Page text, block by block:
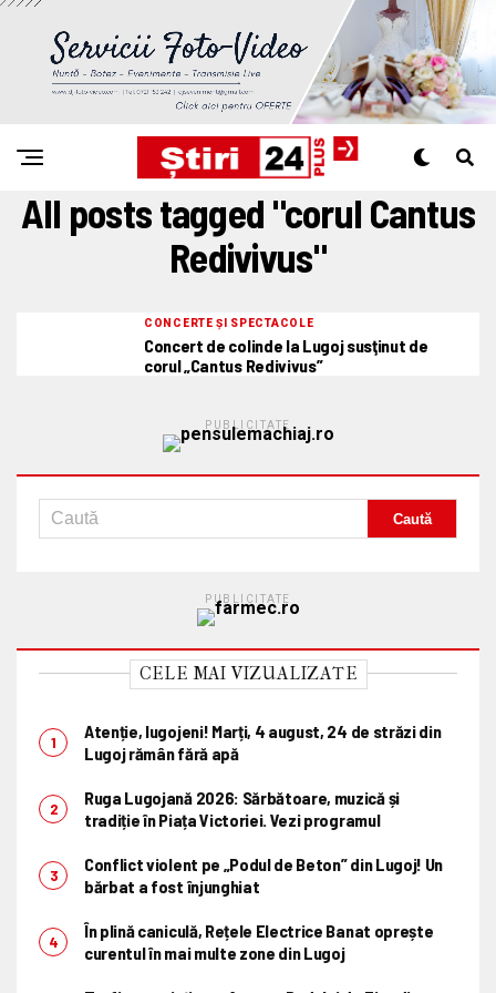
All posts tagged "corul Cantus
Redivivus"
CONCERTE ȘI SPECTACOLE
Concert de colinde la Lugoj susţinut de
corul „Cantus Redivivus”
PUBLICITATE
PUBLICITATE
CELE MAI VIZUALIZATE
Atenție, lugojeni! Marți, 4 august, 24 de străzi din
Lugoj rămân fără apă
Ruga Lugojană 2026: Sărbătoare, muzică și
tradiție în Piața Victoriei. Vezi programul
Conflict violent pe „Podul de Beton” din Lugoj! Un
bărbat a fost înjunghiat
În plină caniculă, Rețele Electrice Banat oprește
curentul în mai multe zone din Lugoj